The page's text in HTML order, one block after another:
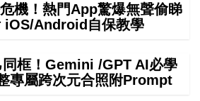
機！熱門App驚爆無聲偷睇
iOS/Android自保教學
框！Gemini /GPT AI必學
專屬跨次元合照附Prompt